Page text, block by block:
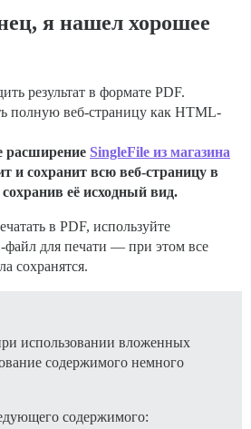
я нашел хорошее
результат в формате PDF.
полную веб-страницу как HTML-
расширение SingleFile из магазина
и сохранит всю веб-страницу в
её исходный вид.
в PDF, используйте
для печати — при этом все
сохранятся.
использовании вложенных
содержимого немного
содержимого: